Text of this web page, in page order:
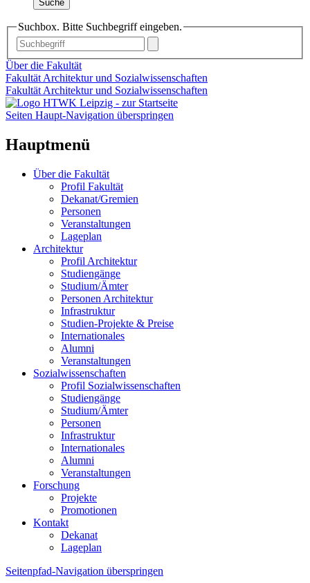
Suche
Suchbox. Bitte Suchbegriff eingeben.
Über die Fakultät
Fakultät Architektur und Sozialwissenschaften
Fakultät Architektur und Sozialwissenschaften
Seiten Haupt-Navigation überspringen
Hauptmenü
Über die Fakultät
Profil Fakultät
Dekanat/Gremien
Personen
Veranstaltungen
Lageplan
Architektur
Profil Architektur
Studiengänge
Studium/Ämter
Personen Architektur
Infrastruktur
Studien-Projekte & Preise
Internationales
Alumni
Veranstaltungen
Sozialwissenschaften
Profil Sozialwissenschaften
Studiengänge
Studium/Ämter
Personen
Infrastruktur
Internationales
Alumni
Veranstaltungen
Forschung
Projekte
Promotionen
Kontakt
Dekanat
Lageplan
Seitenpfad-Navigation überspringen